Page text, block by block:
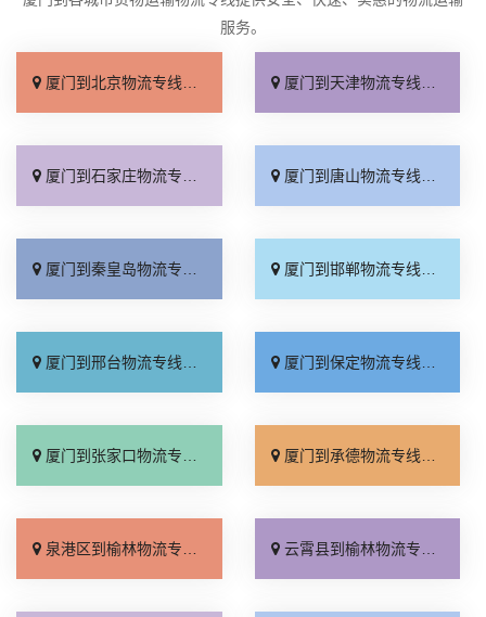
服务。
厦门到北京物流专线_直达不中转「送货到门」 厦门到天津物流专线_运保时效「高效快运」
厦门到石家庄物流专线_准时准点「多少公里」 厦门到唐山物流专线_全境派送「收费介绍」
厦门到秦皇岛物流专线_高效运输「运保时效」 厦门到邯郸物流专线_物流拼车「全境配送」
厦门到邢台物流专线_专业靠谱「上门提货」 厦门到保定物流专线_全程直达「高效运输」
厦门到张家口物流专线_全境派送「多久能到」 厦门到承德物流专线_专业调车「合理收费」
泉港区到榆林物流专线_高效快运「专线直达」 云霄县到榆林物流专线_门到门配送「定点发车」